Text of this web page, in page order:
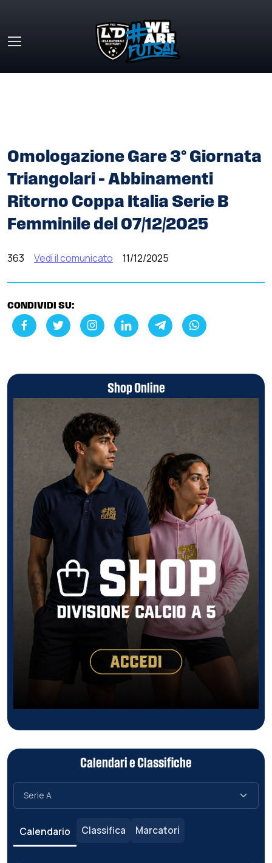
Omologazione Gare 3° Giornata
Triangolari – Abbinamenti
Ritorno Coppa Italia Serie B
Femminile del 07/12/2025
363 Vedi il comunicato 11/12/2025
CONDIVIDI SU:
Shop Online
Calendari e Classifiche
Calendario Classifica Marcatori